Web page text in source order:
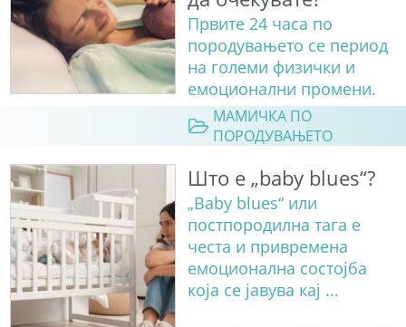
Првите 24 часа по
породувањето се период
на големи физички и
емоционални промени.
МАМИЧКА ПО
ПОРОДУВАЊЕТО
Што е „baby blues“?
„Baby blues“ или
постпородилна тага е
честа и привремена
емоционална состојба
која се јавува кај ...